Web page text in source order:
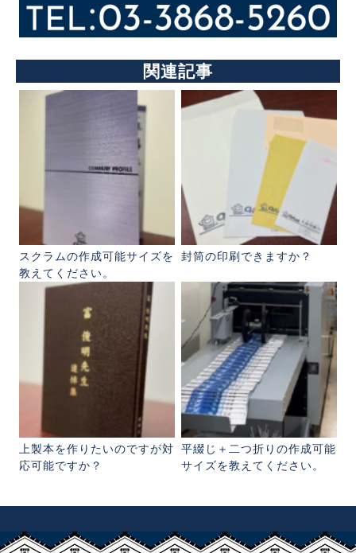
関連記事
スクラムの作成可能サイズを
教えてください。
封筒の印刷できますか？
上製本を作りたいのですが対
応可能ですか？
平綴じ＋二つ折りの作成可能
サイズを教えてください。